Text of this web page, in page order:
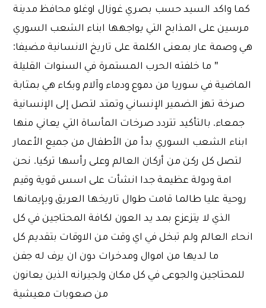
كما واكد السيد حسب بصري غوزال اوغلو محافظ مدينة
مرسين على المذابح التي يواجهها ابناء الشعب السوري
هي وصمة عار بمعنى الكلمة على تاريخ الانسانية مضيفا:
'' ما خلفته الحرب المستمرة في السنوات القليلة
الماضية في سوريا من دموع ودماء وآلام وبكاء هي بمثابة
صرخة تهز الضمير الإنساني وتمتد لتصل إلى الإنسانية
جمعاء. بالتأكيد تتردد صرخات المأساة التي يعاني منها
ابناء الشعب السوري بدأ من الأطفال من جميع الأعمار
لتصل كل ركن من أركان العالم وعلى رأسها تركيا. نحن
امة ودولة عظيمة جدا انشأت على اسس قوية وقيم
روحية عليا طالما قامت طوال تاريخها العريق وبإيمانها
الذي لا يتزعزع بمد يد العون لكافة المحتاجين في كل
انحاء العالم ولم تبخل في اي وقت من الاوقات بتقديم كل
ما لديها من اموال ومدخرات دون ان يرف له جفن
للمحتاجين والجوعى في كل مكان ولجيرانه الذين يعانون
من صعوبات معيشية